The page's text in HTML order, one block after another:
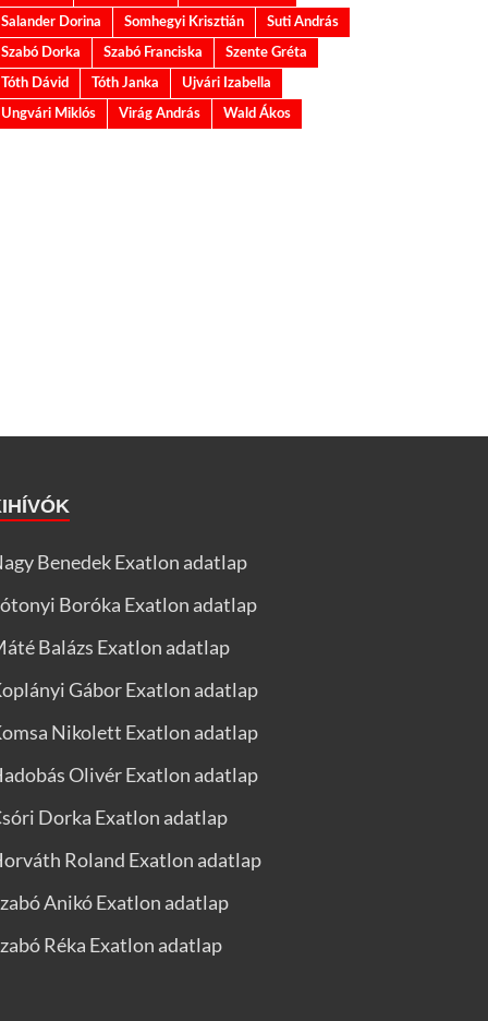
Salander Dorina
Somhegyi Krisztián
Suti András
Szabó Dorka
Szabó Franciska
Szente Gréta
Tóth Dávid
Tóth Janka
Ujvári Izabella
Ungvári Miklós
Virág András Wald Ákos
Benedek Exatlon adatlap
Boróka Exatlon adatlap
Balázs Exatlon adatlap
Gábor Exatlon adatlap
Nikolett Exatlon adatlap
Olivér Exatlon adatlap
Dorka Exatlon adatlap
Roland Exatlon adatlap
Anikó Exatlon adatlap
Réka Exatlon adatlap